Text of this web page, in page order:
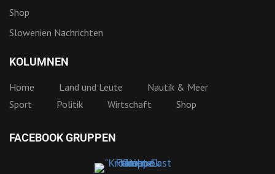
Shop
Slowenien Nachrichten
KOLUMNEN
Home Land und Leute
Nautik & Meer
Sport
Politik Wirtschaft Shop
FACEBOOK GRUPPEN